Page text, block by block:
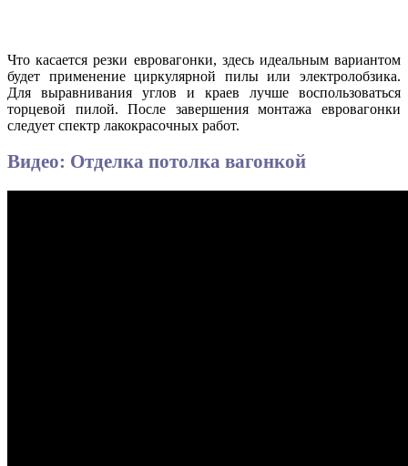
Что касается резки евровагонки, здесь идеальным вариантом
будет применение циркулярной пилы или электролобзика.
Для выравнивания углов и краев лучше воспользоваться
торцевой пилой. После завершения монтажа евровагонки
следует спектр лакокрасочных работ.
Видео: Отделка потолка вагонкой